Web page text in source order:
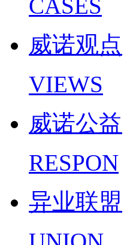
CASES
威诺观点
VIEWS
威诺公益
RESPON
异业联盟